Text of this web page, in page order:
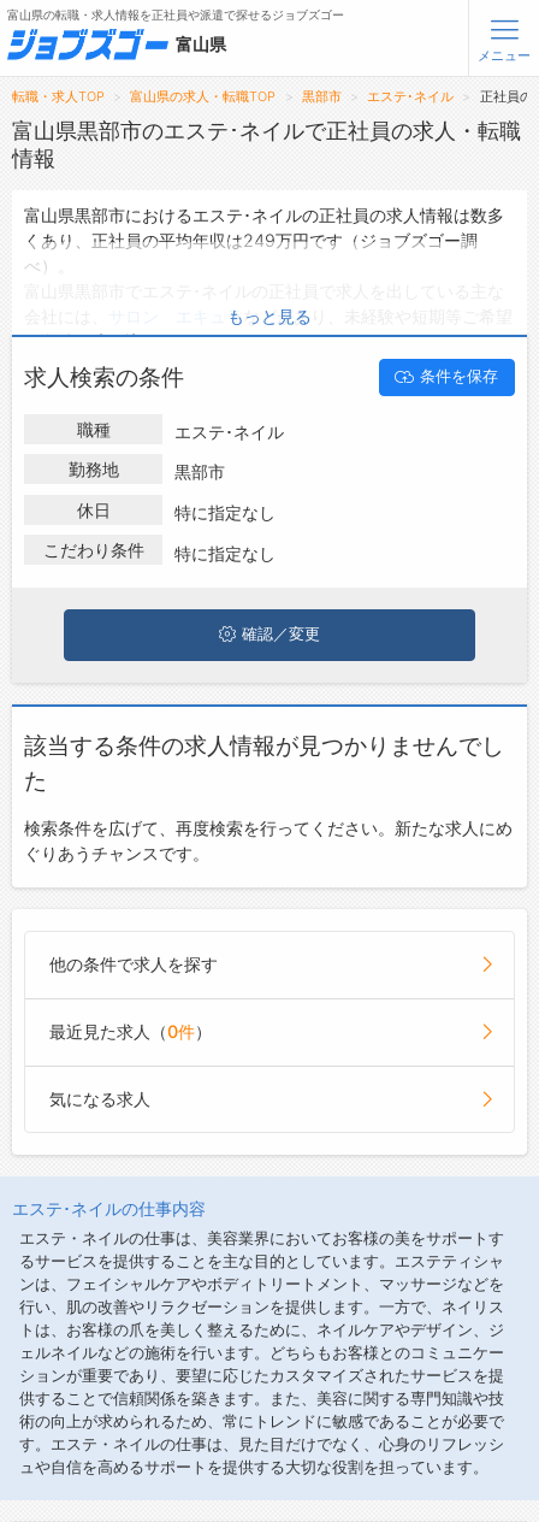
無料会員登録 ログイン
トップ
詳細情報で求人を探す
転職支援サービスについて
転職ノウハウ(応募書類の書き方・面接対策など)
転職・採用コラム
ジョブズゴーについて
お問い合わせ
富山県の転職・求人情報を正社員や派遣で探せるジョブズゴー
富山県
メニュー
転職・求人TOP 富山県の求人・転職TOP 黒部市 エステ･ネイル 正社員の
富山県黒部市のエステ･ネイルで正社員の求人・転職
情報
富山県黒部市におけるエステ･ネイルの正社員の求人情報は数多
くあり、正社員の平均年収は249万円です（ジョブズゴー調
べ）。
サロン エキュラ などがあり、未経験や短期等ご希望
の条件で絞り込みができます。
富山県黒部市の地域密着型の求人サイトであるジョブズゴーでは
富山県黒部市の正社員として働けるエステ･ネイルの求人情報を1
件取り扱っています。
ハローワークにはない求人も多数扱っており、転職だけでなく、
第二新卒から50代・60代以上の方の再就職も可能です。 富山県
方は、ぜひ興味のある職種に応募してみてくださいね。
もっと見る
求人検索の条件 条件を保存
職種
エステ･ネイル
勤務地
黒部市
休日
特に指定なし
こだわり条件
特に指定なし
確認／変更
該当する条件の求人情報が見つかりませんでし
た
検索条件を広げて、再度検索を行ってください。新たな求人にめ
ぐりあうチャンスです。
他の条件で求人を探す
最近見た求人（0件）
気になる求人
エステ･ネイルの仕事内容
エステ・ネイルの仕事は、美容業界においてお客様の美をサポートす
るサービスを提供することを主な目的としています。エステティシャ
ンは、フェイシャルケアやボディトリートメント、マッサージなどを
行い、肌の改善やリラクゼーションを提供します。一方で、ネイリス
トは、お客様の爪を美しく整えるために、ネイルケアやデザイン、ジ
ェルネイルなどの施術を行います。どちらもお客様とのコミュニケー
ションが重要であり、要望に応じたカスタマイズされたサービスを提
供することで信頼関係を築きます。また、美容に関する専門知識や技
術の向上が求められるため、常にトレンドに敏感であることが必要で
す。エステ・ネイルの仕事は、見た目だけでなく、心身のリフレッシ
ュや自信を高めるサポートを提供する大切な役割を担っています。